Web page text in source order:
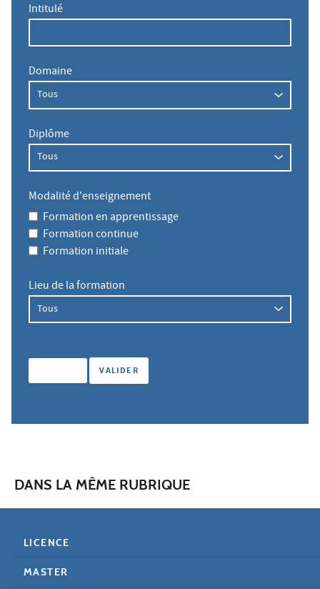
Intitulé
Domaine
Diplôme
Modalité d'enseignement
Formation en apprentissage
Formation continue
Formation initiale
Lieu de la formation
DANS LA MÊME RUBRIQUE
LICENCE
MASTER